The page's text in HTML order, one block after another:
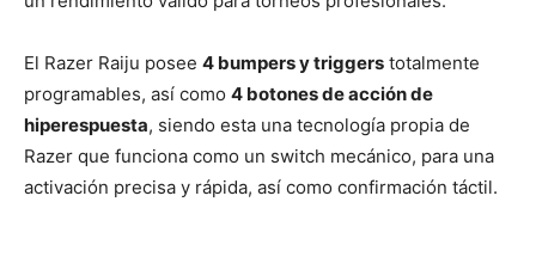
El Razer Raiju posee 4 bumpers y triggers totalmente
programables, así como 4 botones de acción de
hiperespuesta, siendo esta una tecnología propia de
Razer que funciona como un switch mecánico, para una
activación precisa y rápida, así como confirmación táctil.